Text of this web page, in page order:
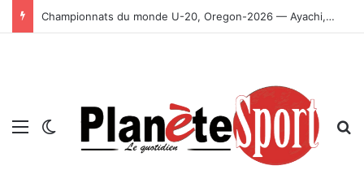
Championnats du monde U-20, Oregon-2026 — Ayachi, Dissa, Touahria et Ghezali en finale
Menu Switch skin